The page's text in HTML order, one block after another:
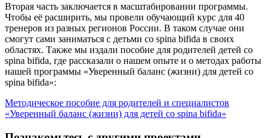
Вторая часть заключается в масштабировании программы.
Чтобы её расширить, мы провели обучающий курс для 40
тренеров из разных регионов России. В таком случае они
смогут сами заниматься с детьми со spina bifida в своих
областях. Также мы издали пособие для родителей детей со
spina bifidа, где рассказали о нашем опыте и о методах работы
нашей программы «Уверенный баланс (жизни) для детей со
spina bifida»:
Методическое пособие для родителей и специалистов
«Уверенный баланс (жизни) для детей со spina bifida»